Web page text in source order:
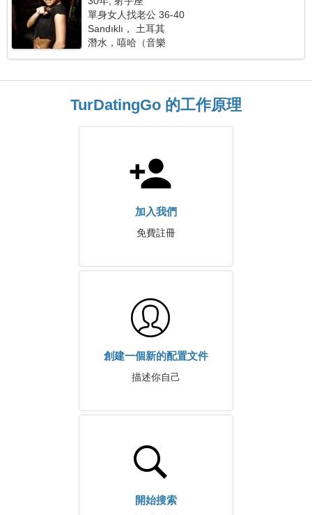
單身女人找老公 36-40
Sandıklı， 土耳其
潛水，嘻哈（音樂
TurDatingGo 的工作原理
加入我們
免費註冊
創建一個新的配置文件
描述你自己
開始搜索